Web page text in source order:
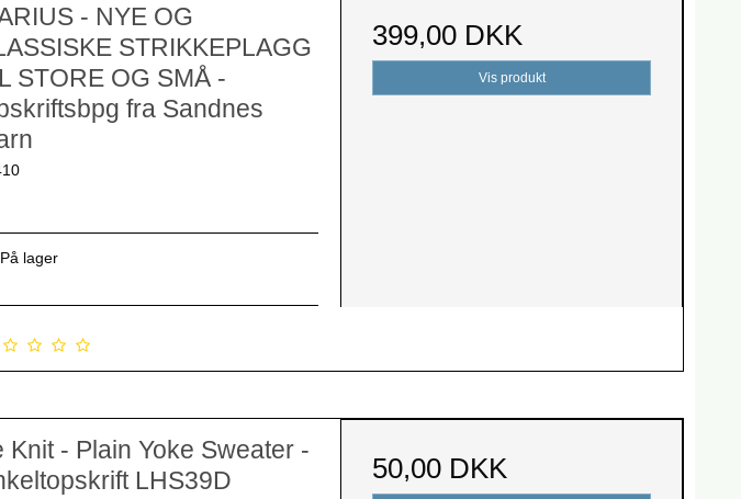
- NYE OG
STRIKKEPLAGG
STORE OG SMÅ -
fra Sandnes
På lager
399,00 DKK
Vis produkt
Knit - Plain Yoke Sweater -
LHS39D
50,00 DKK